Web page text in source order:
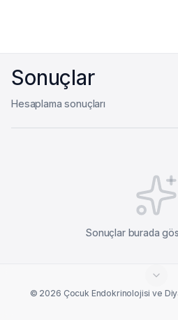
Sonuçlar
Hesaplama sonuçları
Sonuçlar burada
© 2026 Çocuk Endokrinolojisi ve